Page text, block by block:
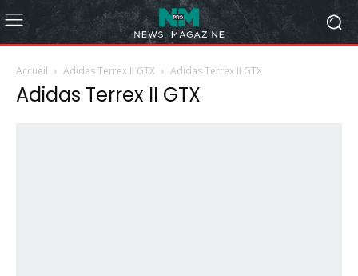
Accueil Adidas Terrex II GTX Adidas Terrex II GTX
Adidas Terrex II GTX